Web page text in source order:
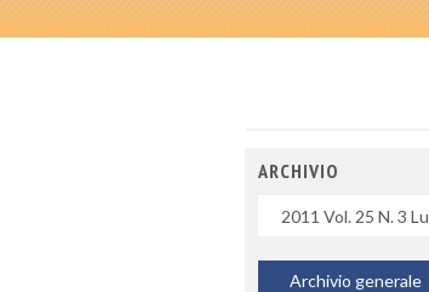
ARCHIVIO
Archivio generale